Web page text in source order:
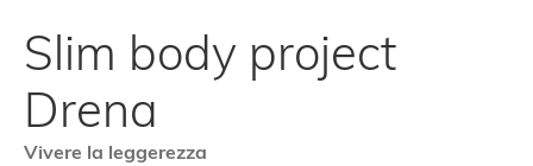
Slim body project
Drena
Vivere la leggerezza